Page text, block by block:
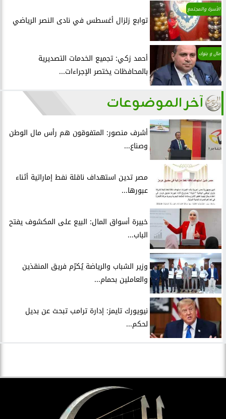
الأسرة والمجتمع
توابع زلزال أغسطس في نادى النصر الرياضي
مال و بنوك
أحمد زكي: تجميع الخدمات التصديرية
بالمحافظات يختصر الإجراءات...
آخر الموضوعات
أشرف منصور: المتفوقون هم رأس مال الوطن
وصناع...
مصر تدين استهداف ناقلة نفط إماراتية أثناء
عبورها...
خبيرة أسواق المال: البيع على المكشوف يفتح
الباب...
وزير الشباب والرياضة يُكرّم فريق المنقذين
والعاملين بحمام...
نيويورك تايمز: إدارة ترامب تبحث عن بديل
لحكم...